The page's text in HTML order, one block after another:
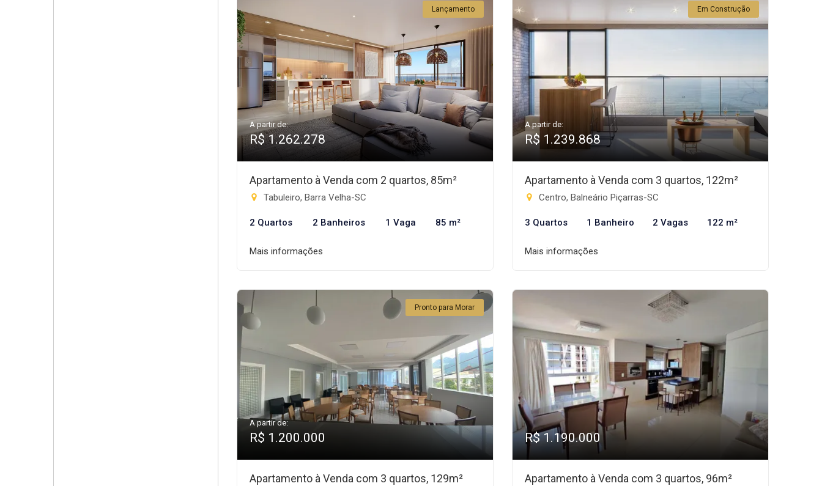
Lançamento
A partir de:
R$ 1.262.278
Apartamento à Venda com 2 quartos, 85m²
Tabuleiro, Barra Velha-SC
2 Quartos 2 Banheiros 1 Vaga 85 m²
Mais informações
Em Construção
A partir de:
R$ 1.239.868
Apartamento à Venda com 3 quartos, 122m²
Centro, Balneário Piçarras-SC
3 Quartos 1 Banheiro 2 Vagas 122 m²
Mais informações
Pronto para Morar
A partir de:
R$ 1.200.000
Apartamento à Venda com 3 quartos, 129m²
R$ 1.190.000
Apartamento à Venda com 3 quartos, 96m²